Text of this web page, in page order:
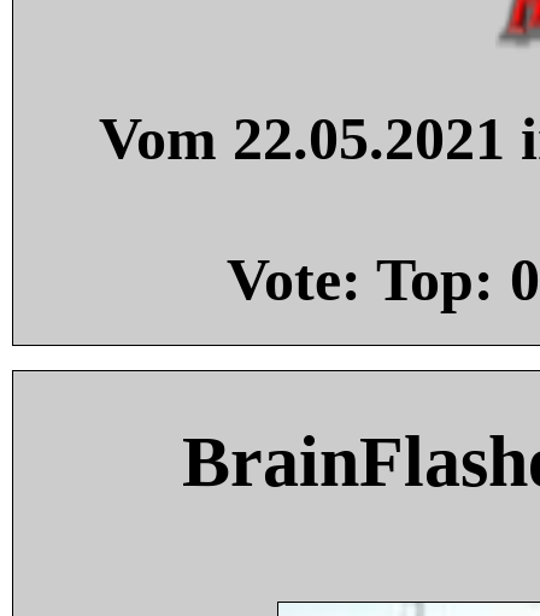
Vom
Vote: Top: 0